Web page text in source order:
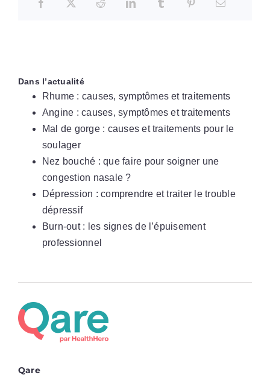
Dans l’actualité
Rhume : causes, symptômes et traitements
Angine : causes, symptômes et traitements
Mal de gorge : causes et traitements pour le
soulager
Nez bouché : que faire pour soigner une
congestion nasale ?
Dépression : comprendre et traiter le trouble
dépressif
Burn-out : les signes de l’épuisement
professionnel
Qare